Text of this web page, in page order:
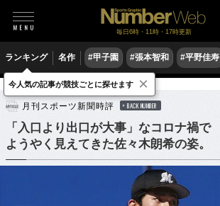
毎日6時・11時・17時更新
ランキング 名作 #甲子園 #張本智和 #平野佳寿
野球 プロ野球
月刊スポーツ新聞時評 BACK NUMBER
「入口より出口が大事」なコロナ禍で
ようやく見えてきた佐々木朗希の姿。
今人気の記事が競技ごとに探せます ×